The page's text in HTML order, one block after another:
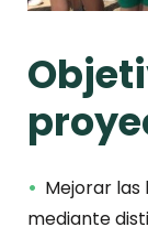
Mejorar
mediante